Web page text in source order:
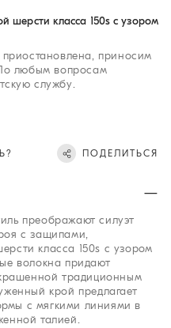
шерсти класса 150s с узором
приносим
любым вопросам
службу.
ПОДЕЛИТЬСЯ
преображают силуэт
с защипами,
класса 150s с узором
волокна придают
традиционным
крой предлагает
с мягкими линиями в
талией.